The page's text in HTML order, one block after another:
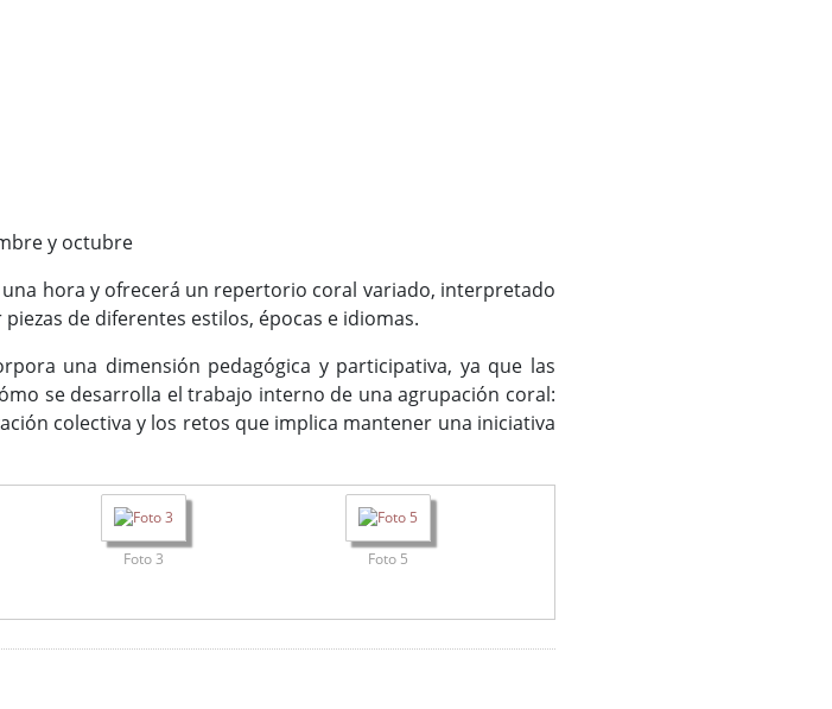
y octubre
hora y ofrecerá un repertorio coral variado, interpretado
de diferentes estilos, épocas e idiomas.
una dimensión pedagógica y participativa, ya que las
se desarrolla el trabajo interno de una agrupación coral:
colectiva y los retos que implica mantener una iniciativa
Foto 3 Foto 5